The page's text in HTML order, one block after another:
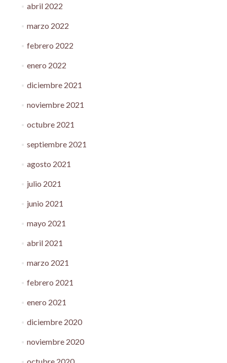
abril 2022
marzo 2022
febrero 2022
enero 2022
diciembre 2021
noviembre 2021
octubre 2021
septiembre 2021
agosto 2021
julio 2021
junio 2021
mayo 2021
abril 2021
marzo 2021
febrero 2021
enero 2021
diciembre 2020
noviembre 2020
octubre 2020